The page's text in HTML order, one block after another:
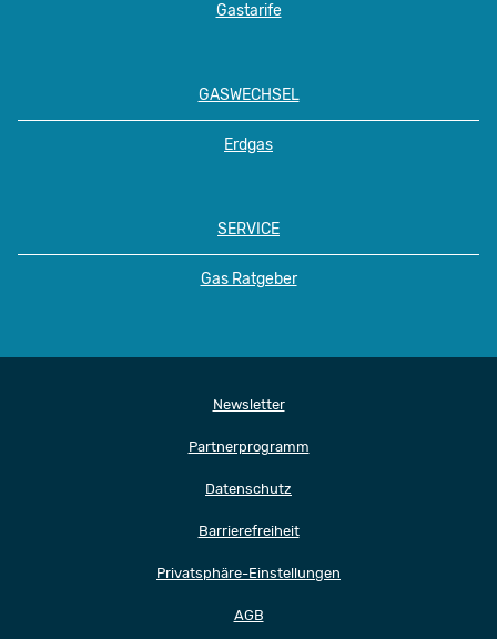
Gastarife
GASWECHSEL
Erdgas
SERVICE
Gas Ratgeber
Newsletter
Partnerprogramm
Datenschutz
Barrierefreiheit
Privatsphäre-Einstellungen
AGB